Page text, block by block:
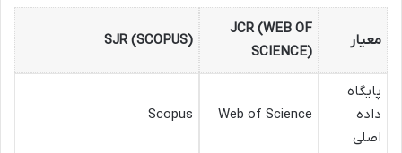
معیار
JCR (WEB OF
SCIENCE)
SJR (SCOPUS)
پایگاه
داده
اصلی
Web of Science
Scopus